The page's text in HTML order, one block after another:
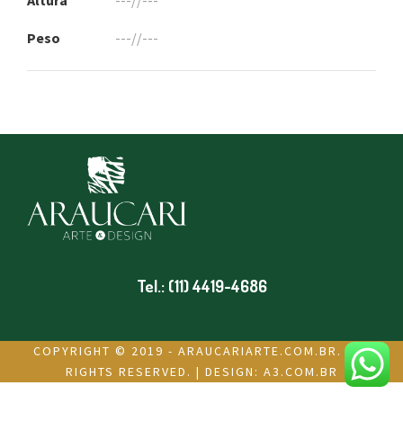
Peso ---//---
Tel.: (11) 4419-4686
COPYRIGHT © 2019 - ARAUCARIARTE.COM.BR. ALL
RIGHTS RESERVED. | DESIGN: A3.COM.BR